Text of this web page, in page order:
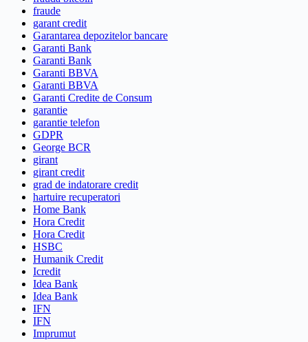
fraude
garant credit
Garantarea depozitelor bancare
Garanti Bank
Garanti Bank
Garanti BBVA
Garanti BBVA
Garanti Credite de Consum
garantie
garantie telefon
GDPR
George BCR
girant
girant credit
grad de indatorare credit
hartuire recuperatori
Home Bank
Hora Credit
Hora Credit
HSBC
Humanik Credit
Icredit
Idea Bank
Idea Bank
IFN
IFN
Imprumut